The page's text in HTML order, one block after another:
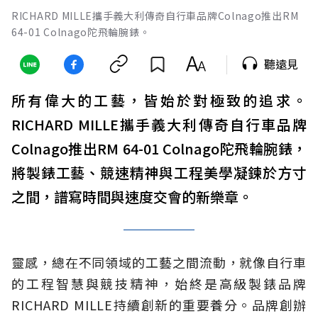
RICHARD MILLE攜手義大利傳奇自行車品牌Colnago推出RM
64-01 Colnago陀飛輪腕錶。
聽遠見
所有偉大的工藝，皆始於對極致的追求。
RICHARD MILLE攜手義大利傳奇自行車品牌
Colnago推出RM 64-01 Colnago陀飛輪腕錶，
將製錶工藝、競速精神與工程美學凝鍊於方寸
之間，譜寫時間與速度交會的新樂章。
靈感，總在不同領域的工藝之間流動，就像自行車
的工程智慧與競技精神，始終是高級製錶品牌
RICHARD MILLE持續創新的重要養分。品牌創辦